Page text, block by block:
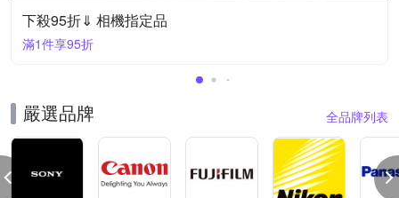
下殺95折⇓ 相機指定品
滿1件享95折
嚴選品牌 全品牌列表